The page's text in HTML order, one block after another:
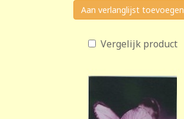
Aan verlanglijst toevoegen
Vergelijk product